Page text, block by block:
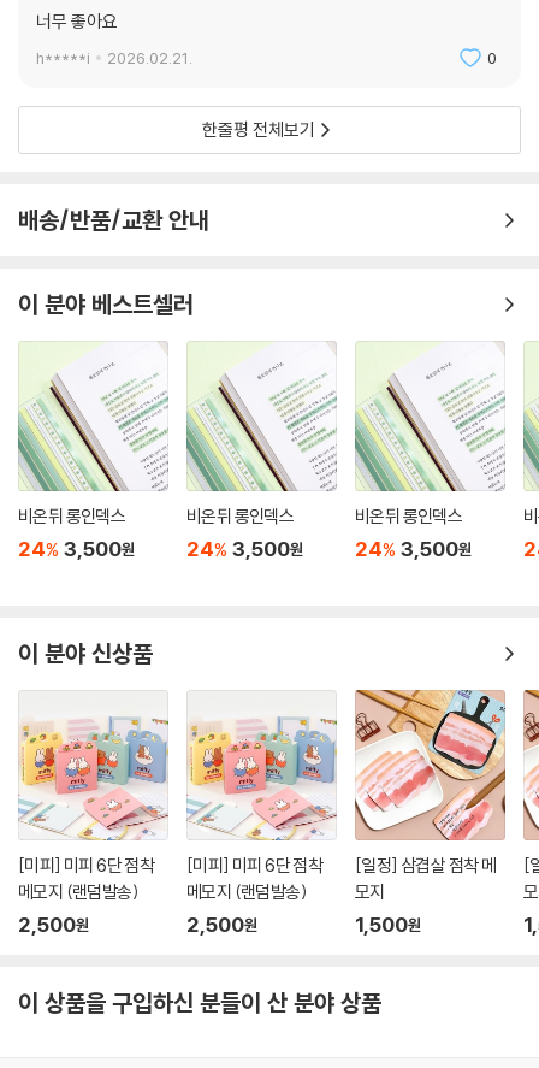
너무 좋아요
h*****i 2026.02.21. 0
한줄평 전체보기
배송/반품/교환 안내
이 분야 베스트셀러
비온뒤 롱인덱스
24% 3,500원
비온뒤 롱인덱스
24% 3,500원
비온뒤 롱인덱스
24% 3,500원
이 분야 신상품
[미피] 미피 6단 점착
메모지 (랜덤발송)
2,500원
[미피] 미피 6단 점착
메모지 (랜덤발송)
2,500원
[일정] 삼겹살 점착 메
모지
1,500원
[
이 상품을 구입하신 분들이 산 분야 상품